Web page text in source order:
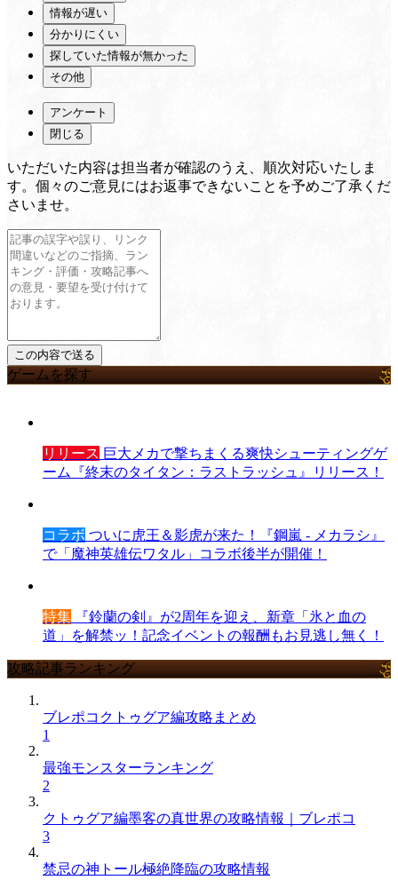
情報が遅い
分かりにくい
探していた情報が無かった
その他
アンケート
閉じる
いただいた内容は担当者が確認のうえ、順次対応いたしま
す。個々のご意見にはお返事できないことを予めご了承くだ
さいませ。
ゲームを探す
リリース 巨大メカで撃ちまくる爽快シューティングゲ
ーム『終末のタイタン：ラストラッシュ』リリース！
コラボ ついに虎王＆影虎が来た！『鋼嵐 - メカラシ』
で「魔神英雄伝ワタル」コラボ後半が開催！
特集 『鈴蘭の剣』が2周年を迎え、新章「氷と血の
道」を解禁ッ！記念イベントの報酬もお見逃し無く！
攻略記事ランキング
ブレポコクトゥグア編攻略まとめ
1
最強モンスターランキング
2
クトゥグア編墨客の真世界の攻略情報｜ブレポコ
3
禁忌の神トール極絶降臨の攻略情報